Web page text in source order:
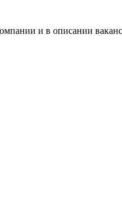
и в описании